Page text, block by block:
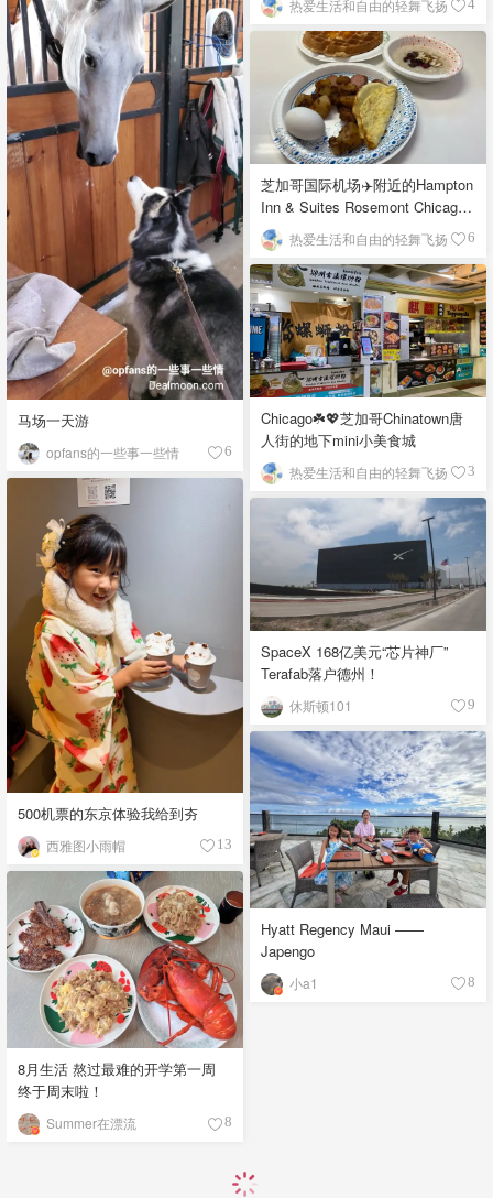
热爱生活和自由的轻舞飞扬 4
马场一天游
opfans的一些事一些情 6
芝加哥国际机场✈️附近的Hampton
Inn & Suites Rosemont Chicago
O'Hare自助早餐
热爱生活和自由的轻舞飞扬 6
Chicago☘️💖芝加哥Chinatown唐
人街的地下mini小美食城
热爱生活和自由的轻舞飞扬 3
500机票的东京体验我给到夯
西雅图小雨帽 13
SpaceX 168亿美元“芯片神厂”
Terafab落户德州！
休斯顿101 9
Hyatt Regency Maui ——
Japengo
小a1 8
8月生活 熬过最难的开学第一周
终于周末啦！
Summer在漂流 8